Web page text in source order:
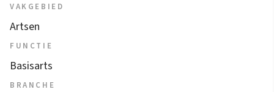
VAKGEBIED
Artsen
FUNCTIE
Basisarts
BRANCHE